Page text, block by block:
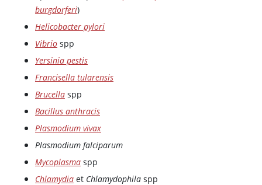
burgdorferi)
Helicobacter pylori
Vibrio spp
Yersinia pestis
Francisella tularensis
Brucella spp
Bacillus anthracis
Plasmodium vivax
Plasmodium falciparum
Mycoplasma spp
Chlamydia et Chlamydophila spp